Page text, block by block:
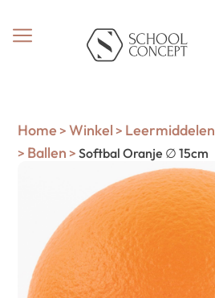
Home > Winkel > Leermiddelen
> Ballen > Softbal Oranje ∅ 15cm